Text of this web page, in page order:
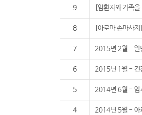
9 [암환자와 가족
8 [아로마 손마사
7 2015년 2월 - 알
6 2015년 1월 - 건
5 2014년 6월 - 암
4 2014년 5월 - 아